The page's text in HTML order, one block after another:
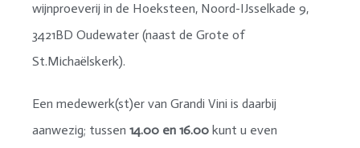
wijnproeverij in de Hoeksteen, Noord-IJsselkade 9,
3421BD Oudewater (naast de Grote of
St.Michaëlskerk).
Een medewerk(st)er van Grandi Vini is daarbij
aanwezig; tussen 14.00 en 16.00 kunt u even